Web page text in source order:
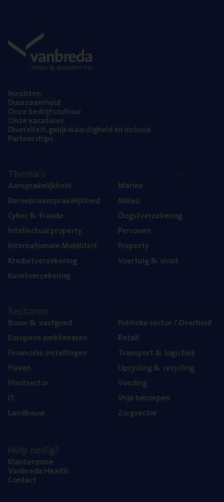
Inzich­ten
Duur­zaam­heid
Onze bedrijfs­cul­tuur
Onze vaca­tu­res
Diver­si­teit, gelijk­waar­dig­heid en inclusie
Part­ner­ships
Aan­spra­ke­lijk­heid
Beroeps­aan­spra­ke­lijk­heid
Cyber& fraude
Intel­lec­tu­al property
Inter­na­ti­o­na­le Mobiliteit
Kre­diet­ver­ze­ke­ring
Kunst­ver­ze­ke­ring
Mari­ne
Mili­eu
Oogst­ver­ze­ke­ring
Per­so­nen
Pro­per­ty
Voer­tuig& vloot
Bouw& vastgoed
Euro­pe­se ambtenaren
Finan­ci­ë­le instellingen
Haven
Hout­sec­tor
IT
Land­bouw
Publie­ke sec­tor / Overheid
Retail
Trans­port& logistiek
Upcy­cling& recycling
Voe­ding
Vrije beroe­pen
Zorg­sec­tor
Klan­ten­zo­ne
Van­b­re­da Health
Con­tact